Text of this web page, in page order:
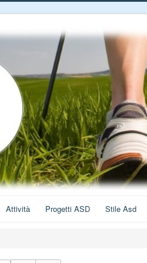
Attività Progetti ASD Stile Asd